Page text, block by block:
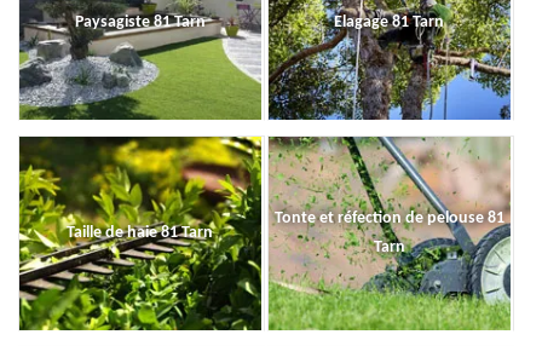
Paysagiste 81 Tarn Elagage 81 Tarn
Taille de haie 81 Tarn
Tonte et réfection de pelouse 81
Tarn